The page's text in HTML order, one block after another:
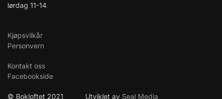
lørdag 11-14
Kjøpsvilkår
Personvern
Kontakt oss
Facebookside
© Bokloftet 2021 Utviklet av Seal Media